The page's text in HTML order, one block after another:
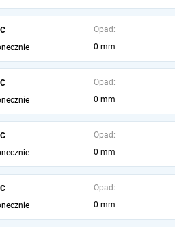
Opad:
0 mm
Opad:
0 mm
Opad:
0 mm
Opad:
0 mm